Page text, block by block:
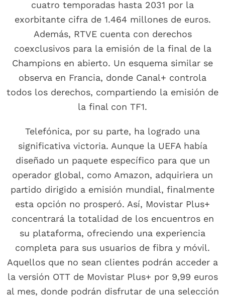
cuatro temporadas hasta 2031 por la
exorbitante cifra de 1.464 millones de euros.
Además, RTVE cuenta con derechos
coexclusivos para la emisión de la final de la
Champions en abierto. Un esquema similar se
observa en Francia, donde Canal+ controla
todos los derechos, compartiendo la emisión de
la final con TF1.
Telefónica, por su parte, ha logrado una
significativa victoria. Aunque la UEFA había
diseñado un paquete específico para que un
operador global, como Amazon, adquiriera un
partido dirigido a emisión mundial, finalmente
esta opción no prosperó. Así, Movistar Plus+
concentrará la totalidad de los encuentros en
su plataforma, ofreciendo una experiencia
completa para sus usuarios de fibra y móvil.
Aquellos que no sean clientes podrán acceder a
la versión OTT de Movistar Plus+ por 9,99 euros
al mes, donde podrán disfrutar de una selección